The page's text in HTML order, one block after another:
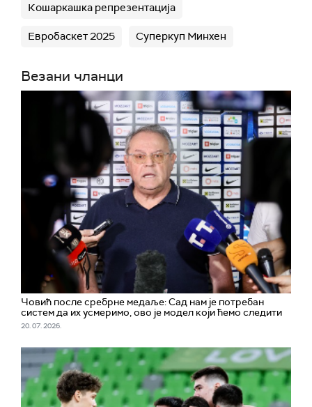
Кошаркашка репрезентација
Евробаскет 2025 Суперкуп Минхен
Везани чланци
Човић после сребрне медаље: Сад нам је потребан
систем да их усмеримо, ово је модел који ћемо следити
20. 07. 2026.